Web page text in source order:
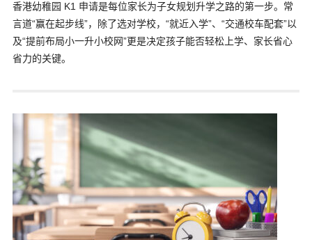
香港幼稚园 K1 申请是每位家长为子女规划升学之路的第一步。常
言道“赢在起步线”，除了选对学校，“就近入学”、“交通校车配套”以
及“提前布局小一升小校网”更是决定孩子能否轻松上学、家长省心
省力的关键。